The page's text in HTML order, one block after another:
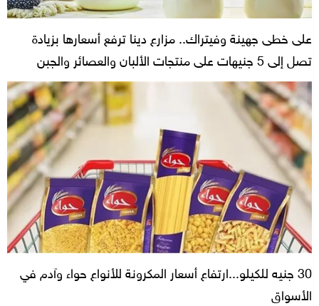
على خطى جهينة وفيتراك.. مزارع دينا ترفع أسعارها بزيادة
تصل إلى 5 جنيهات على منتجات الألبان والعصائر والجبن
30 جنيه للكيلو...ارتفاع أسعار المكرونة للأنواع حواء وآدم في
الأسواق